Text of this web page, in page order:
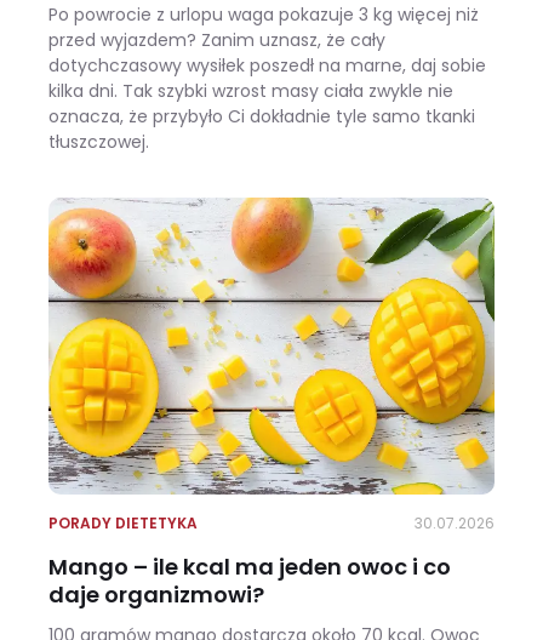
Po powrocie z urlopu waga pokazuje 3 kg więcej niż
przed wyjazdem? Zanim uznasz, że cały
dotychczasowy wysiłek poszedł na marne, daj sobie
kilka dni. Tak szybki wzrost masy ciała zwykle nie
oznacza, że przybyło Ci dokładnie tyle samo tkanki
tłuszczowej.
PORADY DIETETYKA 30.07.2026
Mango – ile kcal ma jeden owoc i co
daje organizmowi?